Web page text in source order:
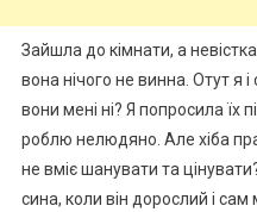
Зайшла до кімнати, а
вона нічого не винна. Отут я
вони мені ні? Я попросила їх
роблю нелюдяно. Але хіба
не вміє шанувати та
сина, коли він дорослий і